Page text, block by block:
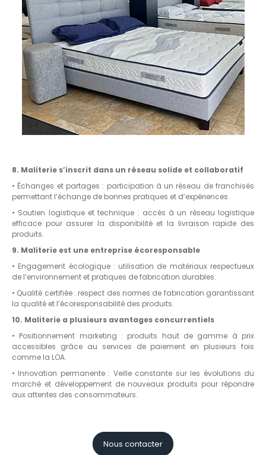
8. Maliterie s’inscrit dans un réseau solide et collaboratif
• Échanges et partages : participation à un réseau de franchisés
permettant l’échange de bonnes pratiques et d’expériences.
• Soutien logistique et technique : accès à un réseau logistique
efficace pour assurer la disponibilité et la livraison rapide des
produits.
9. Maliterie est une entreprise écoresponsable
• Engagement écologique : utilisation de matériaux respectueux
de l’environnement et pratiques de fabrication durables.
• Qualité certifiée : respect des normes de fabrication garantissant
la qualité et l’écoresponsabilité des produits.
10. Maliterie a plusieurs avantages concurrentiels
• Positionnement marketing : produits haut de gamme à prix
accessibles grâce au services de paiement en plusieurs fois
comme la LOA.
• Innovation permanente : Veille constante sur les évolutions du
marché et développement de nouveaux produits pour répondre
aux attentes des consommateurs.
Nous contacter